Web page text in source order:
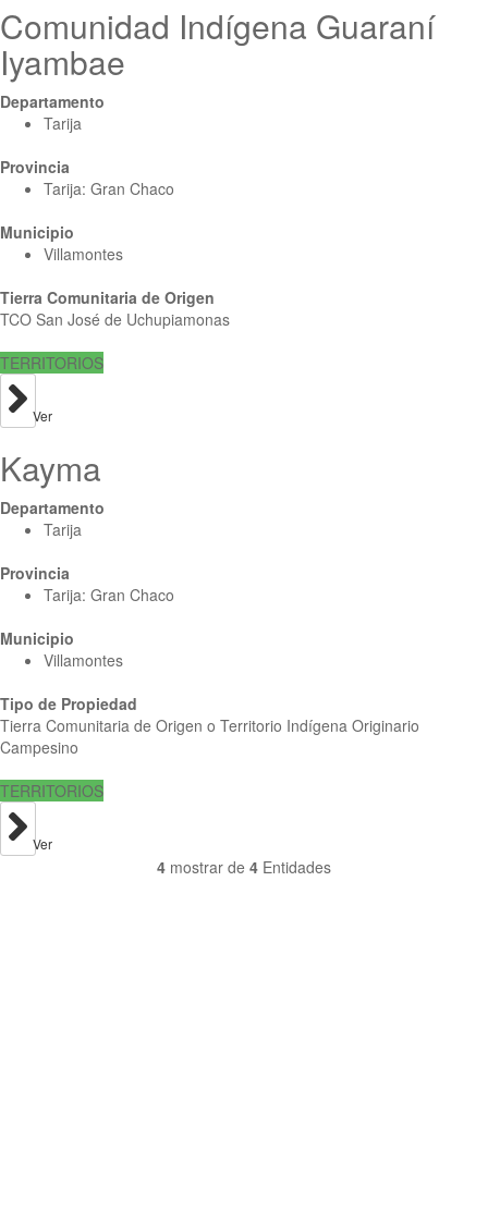
Comunidad Indígena Guaraní
Iyambae
Departamento
Tarija
Provincia
Tarija: Gran Chaco
Municipio
Villamontes
Tierra Comunitaria de Origen
TCO San José de Uchupiamonas
TERRITORIOS
Ver
Kayma
Departamento
Tarija
Provincia
Tarija: Gran Chaco
Municipio
Villamontes
Tipo de Propiedad
Tierra Comunitaria de Origen o Territorio Indígena Originario
Campesino
TERRITORIOS
Ver
4 mostrar de 4 Entidades